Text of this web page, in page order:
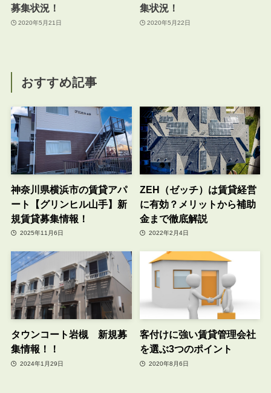
募集状況！
2020年5月21日
集状況！
2020年5月22日
おすすめ記事
神奈川県横浜市の賃貸アパ
ート【グリンヒル山手】新
規賃貸募集情報！
2025年11月6日
ZEH（ゼッチ）は賃貸経営
に有効？メリットから補助
金まで徹底解説
2022年2月4日
タウンコート岩槻 新規募
集情報！！
2024年1月29日
客付けに強い賃貸管理会社
を選ぶ3つのポイント
2020年8月6日